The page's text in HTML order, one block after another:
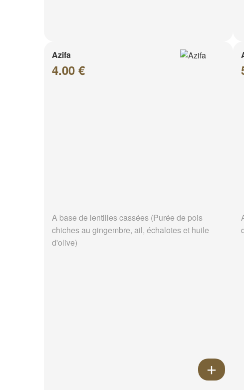
Azifa
4.00 €
A base de lentilles cassées (Purée de pois
chiches au gingembre, ail, échalotes et huile
d'olive)